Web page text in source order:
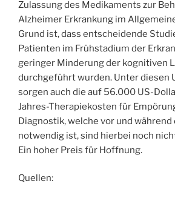
Zulassung des Medikaments zur
Alzheimer Erkrankung im
Grund ist, dass entscheidende
Patienten im Frühstadium der
geringer Minderung der kognitiven
durchgeführt wurden. Unter diesen
sorgen auch die auf 56.000 US-
Jahres-Therapiekosten für
Diagnostik, welche vor und
notwendig ist, sind hierbei noch
Ein hoher Preis für Hoffnung.
Quellen: